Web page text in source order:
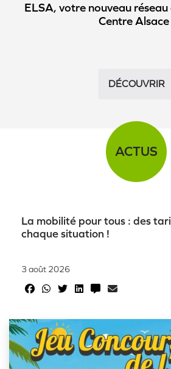
ELSA, votre nouveau
Centre Alsace
DÉCOUVRIR
ACTUS
La mobilité pour tous : des
chaque situation !
3 août 2026